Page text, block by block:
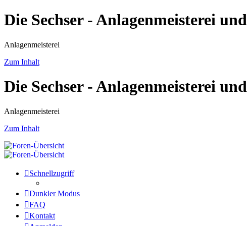
Die Sechser - Anlagenmeisterei
Anlagenmeisterei
Zum Inhalt
Die Sechser - Anlagenmeisterei
Anlagenmeisterei
Zum Inhalt
Schnellzugriff
Dunkler Modus
FAQ
Kontakt